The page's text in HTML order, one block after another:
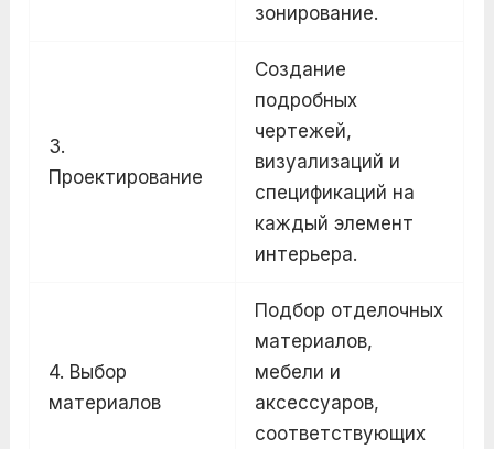
зонирование.
3.
Проектирование
Создание
подробных
чертежей,
визуализаций и
спецификаций на
каждый элемент
интерьера.
4. Выбор
материалов
Подбор отделочных
материалов,
мебели и
аксессуаров,
соответствующих